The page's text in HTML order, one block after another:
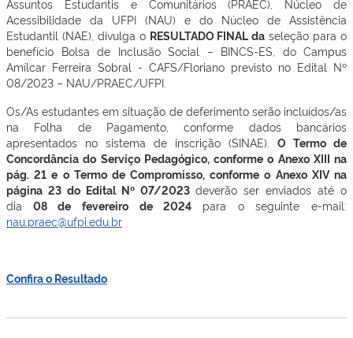
Assuntos Estudantis e Comunitários (PRAEC), Núcleo de
Acessibilidade da UFPI (NAU) e do Núcleo de Assistência
Estudantil (NAE), divulga o RESULTADO FINAL da seleção para o
benefício Bolsa de Inclusão Social – BINCS-ES, do Campus
Amílcar Ferreira Sobral - CAFS/Floriano previsto no Edital Nº
08/2023 – NAU/PRAEC/UFPI.
Os/As estudantes em situação de deferimento serão incluídos/as
na Folha de Pagamento, conforme dados bancários
apresentados no sistema de inscrição (SINAE). O Termo de
Concordância do Serviço Pedagógico, conforme o Anexo XIII na
pág. 21 e o Termo de Compromisso, conforme o Anexo XIV na
página 23 do Edital Nº 07/2023 deverão ser enviados até o
dia
08 de fevereiro de 2024
para o seguinte e-mail:
nau.praec@ufpi.edu.br
Confira o Resultado